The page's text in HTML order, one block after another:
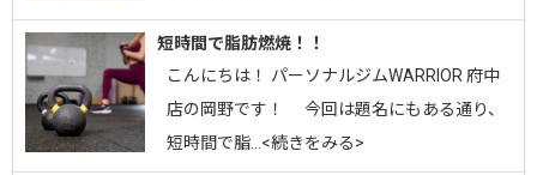
短時間で脂肪燃焼！！
こんにちは！ パーソナルジムWARRIOR 府中
店の岡野です！ 今回は題名にもある通り、
短時間で脂…<続きをみる>